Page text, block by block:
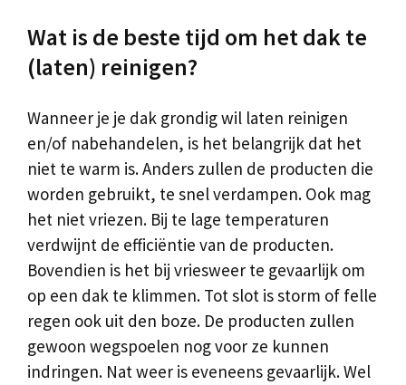
Wat is de beste tijd om het dak te
(laten) reinigen?
Wanneer je je dak grondig wil laten reinigen
en/of nabehandelen, is het belangrijk dat het
niet te warm is. Anders zullen de producten die
worden gebruikt, te snel verdampen. Ook mag
het niet vriezen. Bij te lage temperaturen
verdwijnt de efficiëntie van de producten.
Bovendien is het bij vriesweer te gevaarlijk om
op een dak te klimmen. Tot slot is storm of felle
regen ook uit den boze. De producten zullen
gewoon wegspoelen nog voor ze kunnen
indringen. Nat weer is eveneens gevaarlijk. Wel